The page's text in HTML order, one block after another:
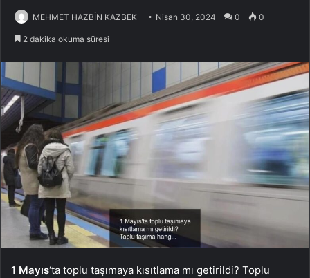
MEHMET HAZBİN KAZBEK Nisan 30, 2024 0 0
2 dakika okuma süresi
1 Mayıs‘ta toplu taşımaya kısıtlama mı getirildi? Toplu